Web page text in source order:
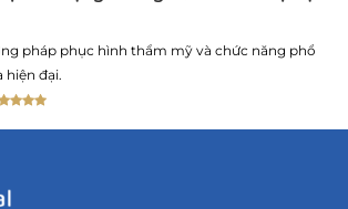
pháp phục hình thẩm mỹ và chức năng phổ
hiện đại.